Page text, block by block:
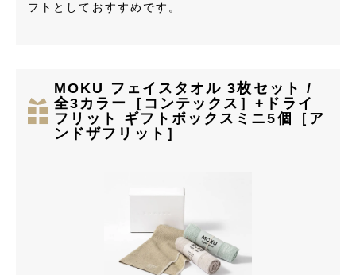
フトとしておすすめです。
MOKU フェイスタオル 3枚セット /
全3カラー［コンテックス］+ドライ
フリット ギフトボックスミニ5個［ア
ンドザフリット］